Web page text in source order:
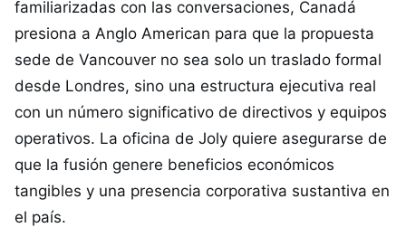
familiarizadas con las conversaciones, Canadá
presiona a Anglo American para que la propuesta
sede de Vancouver no sea solo un traslado formal
desde Londres, sino una estructura ejecutiva real
con un número significativo de directivos y equipos
operativos. La oficina de Joly quiere asegurarse de
que la fusión genere beneficios económicos
tangibles y una presencia corporativa sustantiva en
el país.